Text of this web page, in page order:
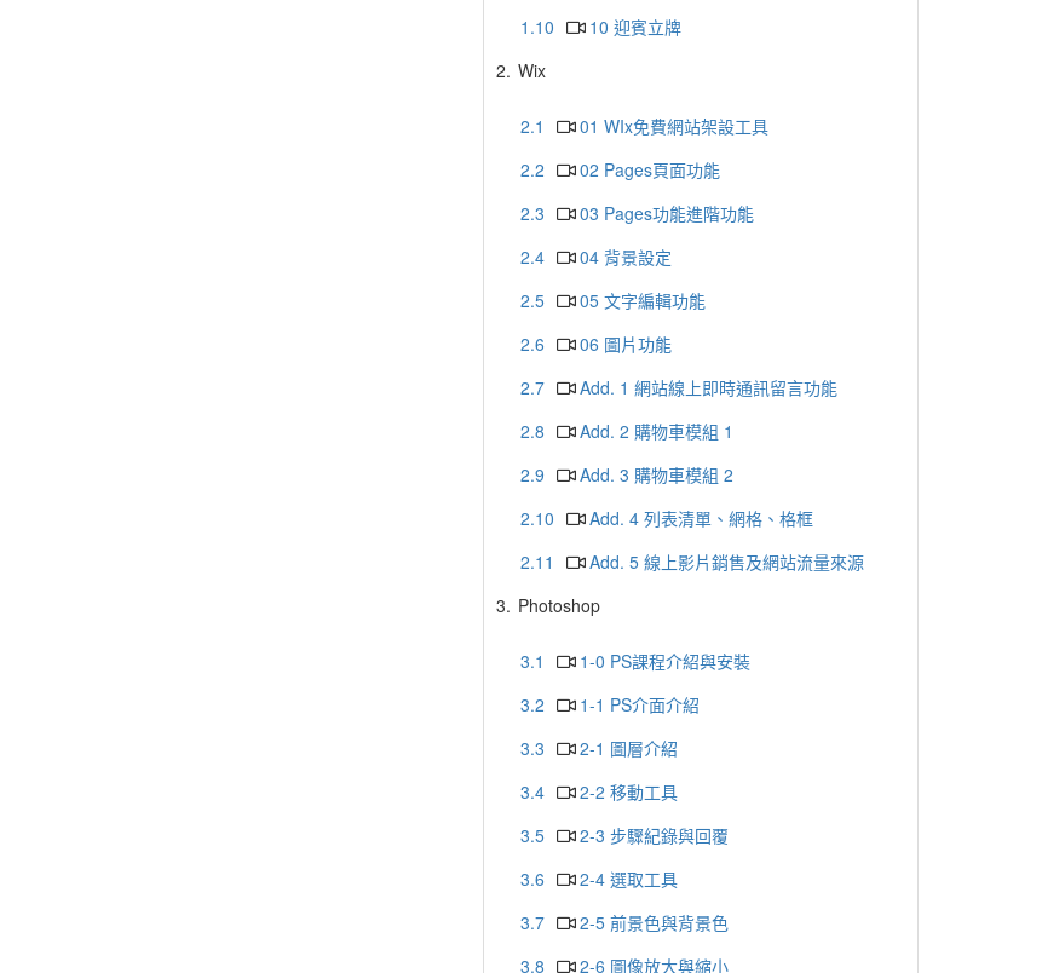
1.10
10 迎賓立牌
2. Wix
2.1
01 WIx免費網站架設工具
2.2
02 Pages頁面功能
2.3
03 Pages功能進階功能
2.4
04 背景設定
2.5
05 文字編輯功能
2.6
06 圖片功能
2.7
Add. 1 網站線上即時通訊留言功能
2.8
Add. 2 購物車模組 1
2.9
Add. 3 購物車模組 2
2.10
Add. 4 列表清單、網格、格框
2.11
Add. 5 線上影片銷售及網站流量來源
3. Photoshop
3.1
1-0 PS課程介紹與安裝
3.2
1-1 PS介面介紹
3.3
2-1 圖層介紹
3.4
2-2 移動工具
3.5
2-3 步驟紀錄與回覆
3.6
2-4 選取工具
3.7
2-5 前景色與背景色
3.8
2-6 圖像放大與縮小